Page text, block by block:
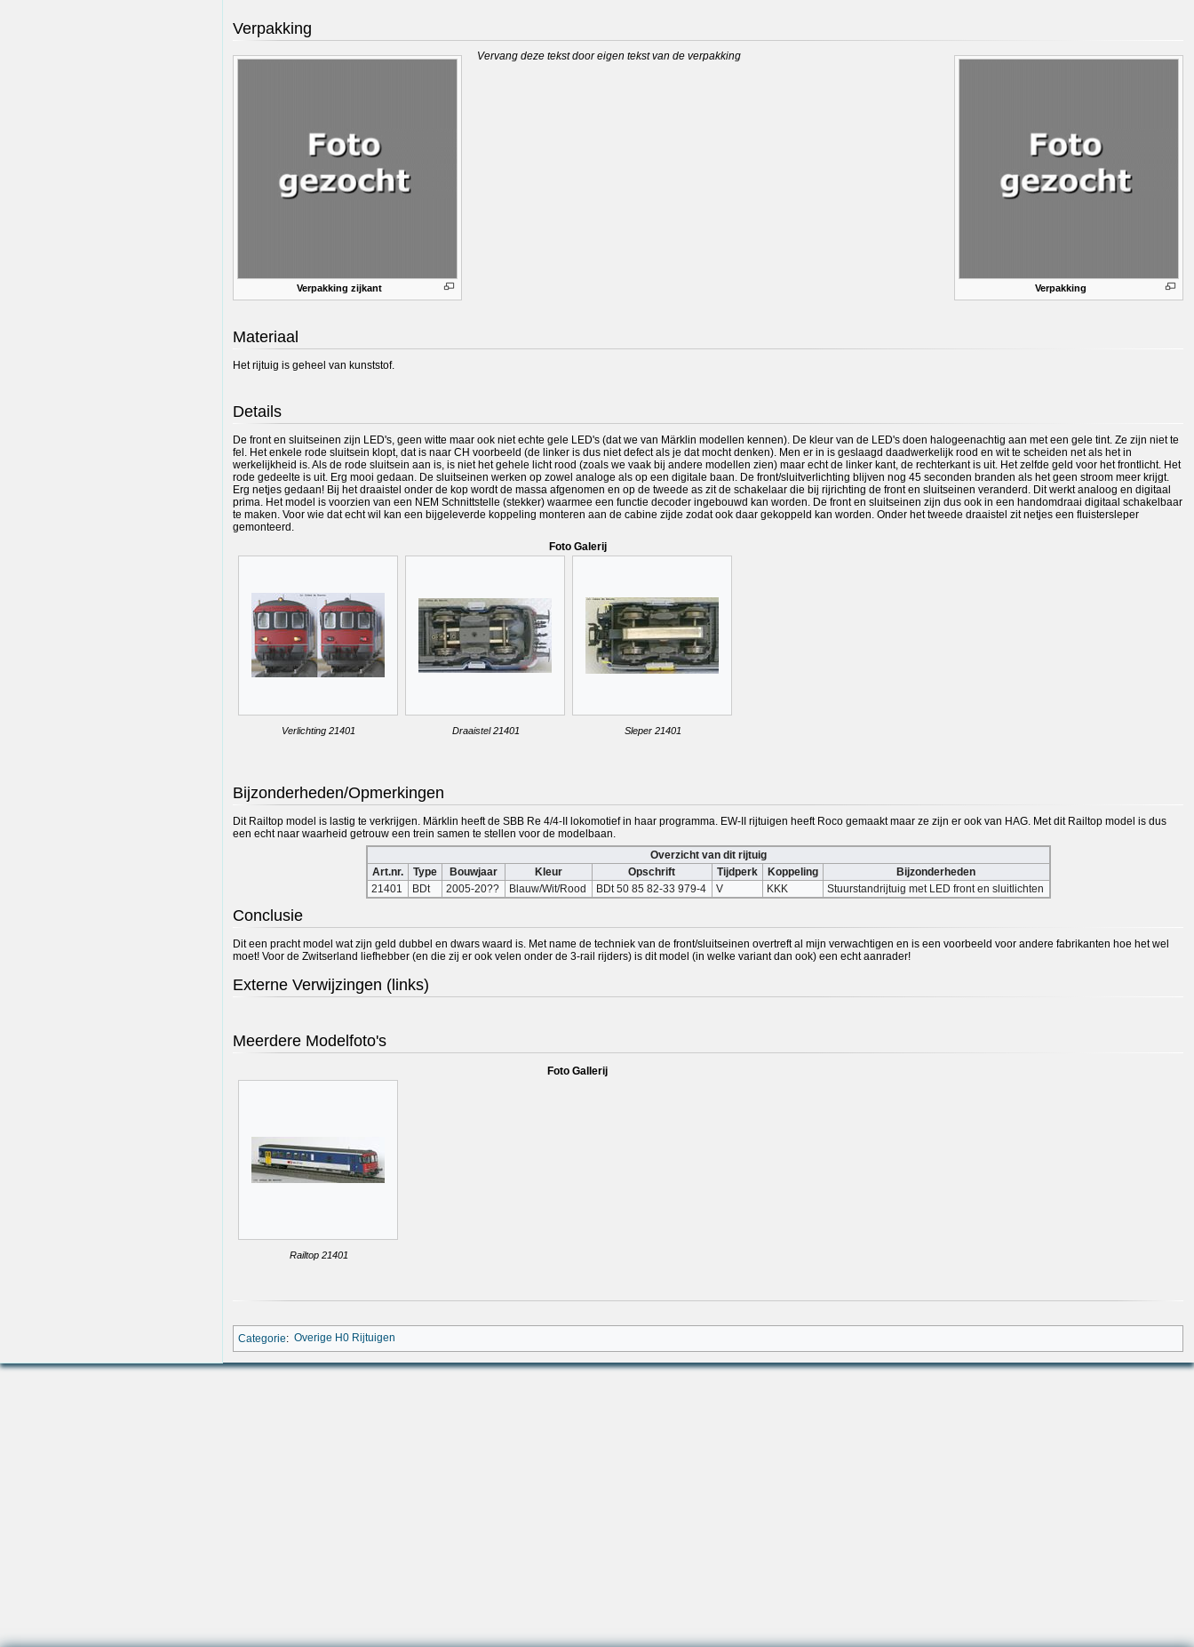
Verpakking
Verpakking zijkant Verpakking
Vervang deze tekst door eigen tekst van de verpakking
Materiaal
Het rijtuig is geheel van kunststof.
Details
De front en sluitseinen zijn LED's, geen witte maar ook niet echte gele LED's (dat we van Märklin modellen kennen). De kleur van de LED's doen halogeenachtig aan met een gele tint. Ze zijn niet te
fel. Het enkele rode sluitsein klopt, dat is naar CH voorbeeld (de linker is dus niet defect als je dat mocht denken). Men er in is geslaagd daadwerkelijk rood en wit te scheiden net als het in
werkelijkheid is. Als de rode sluitsein aan is, is niet het gehele licht rood (zoals we vaak bij andere modellen zien) maar echt de linker kant, de rechterkant is uit. Het zelfde geld voor het frontlicht. Het
rode gedeelte is uit. Erg mooi gedaan. De sluitseinen werken op zowel analoge als op een digitale baan. De front/sluitverlichting blijven nog 45 seconden branden als het geen stroom meer krijgt.
Erg netjes gedaan! Bij het draaistel onder de kop wordt de massa afgenomen en op de tweede as zit de schakelaar die bij rijrichting de front en sluitseinen veranderd. Dit werkt analoog en digitaal
prima. Het model is voorzien van een NEM Schnittstelle (stekker) waarmee een functie decoder ingebouwd kan worden. De front en sluitseinen zijn dus ook in een handomdraai digitaal schakelbaar
te maken. Voor wie dat echt wil kan een bijgeleverde koppeling monteren aan de cabine zijde zodat ook daar gekoppeld kan worden. Onder het tweede draaistel zit netjes een fluistersleper
gemonteerd.
Foto Galerij
Verlichting 21401 Draaistel 21401 Sleper 21401
Bijzonderheden/Opmerkingen
Dit Railtop model is lastig te verkrijgen. Märklin heeft de SBB Re 4/4-II lokomotief in haar programma. EW-II rijtuigen heeft Roco gemaakt maar ze zijn er ook van HAG. Met dit Railtop model is dus
een echt naar waarheid getrouw een trein samen te stellen voor de modelbaan.
Overzicht van dit rijtuig
Art.nr.
Type Bouwjaar Kleur Opschrift Tijdperk Koppeling
Bijzonderheden
21401
BDt 2005-20?? Blauw/Wit/Rood BDt 50 85 82-33 979-4 V KKK Stuurstandrijtuig met LED front en sluitlichten
Conclusie
Dit een pracht model wat zijn geld dubbel en dwars waard is. Met name de techniek van de front/sluitseinen overtreft al mijn verwachtigen en is een voorbeeld voor andere fabrikanten hoe het wel
moet! Voor de Zwitserland liefhebber (en die zij er ook velen onder de 3-rail rijders) is dit model (in welke variant dan ook) een echt aanrader!
Externe Verwijzingen (links)
Meerdere Modelfoto's
Foto Gallerij
Railtop 21401
Categorie: Overige H0 Rijtuigen